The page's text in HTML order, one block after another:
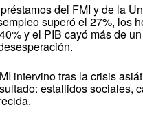
del FMI y de la
superó el 27%, los
y el PIB cayó más de
intervino tras la crisis
estallidos sociales,